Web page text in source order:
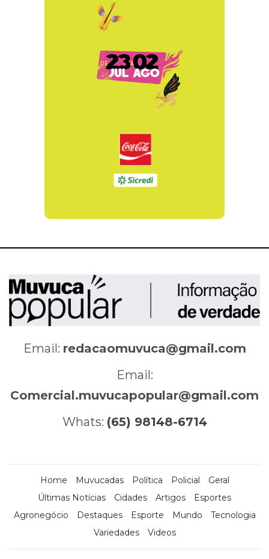
Email: redacaomuvuca@gmail.com
Email:
Comercial.muvucapopular@gmail.com
Whats: (65) 98148-6714
Home Muvucadas Política Policial
Geral
Últimas Notícias
Cidades Artigos
Esportes
Agronegócio
Destaques Esporte Mundo
Tecnologia
Variedades
Videos